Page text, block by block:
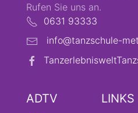
Rufen Sie uns an.
0631 93333
info@tanzschule-
ADTV LINKS